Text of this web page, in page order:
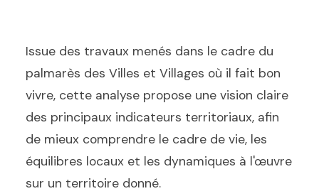
Issue des travaux menés dans le cadre du
palmarès des Villes et Villages où il fait bon
vivre, cette analyse propose une vision claire
des principaux indicateurs territoriaux, afin
de mieux comprendre le cadre de vie, les
équilibres locaux et les dynamiques à l'œuvre
sur un territoire donné.